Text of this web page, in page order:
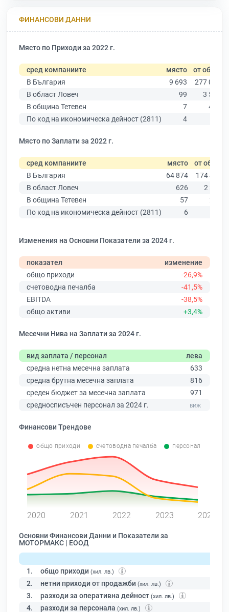
ФИНАНСОВИ ДАННИ
Място по Приходи за 2022 г.
сред компаниите място от общо
В България
9 693
277 019
В област Ловеч
99
3 535
В община Тетевен
7
413
По код на икономическа дейност (2811)
4
Място по Заплати за 2022 г.
сред компаниите място от общо
В България
64 874
174 403
В област Ловеч
626
2 345
В община Тетевен
57
267
По код на икономическа дейност (2811)
6
Изменения на Основни Показатели за 2024 г.
показател
изменение
общо приходи
-26,9%
счетоводна печалба
-41,5%
EBITDA
-38,5%
общо активи
+3,4%
Месечни Нива на Заплати за 2024 г.
вид заплата / персонал
лева
средна нетна месечна заплата
633
средна брутна месечна заплата
816
среден бюджет за месечна заплата
971
средносписъчен персонал за 2024 г.
Финансови Трендове
общо приходи счетоводна печалба персонал
2020 2021 2022 2023 2024
Основни Финансови Данни и Показатели за
МОТОРМАКС | ЕООД
1. общо приходи (хил. лв.)
2. нетни приходи от продажби (хил. лв.)
3. разходи за оперативна дейност (хил. лв.)
4. разходи за персонала (хил. лв.)